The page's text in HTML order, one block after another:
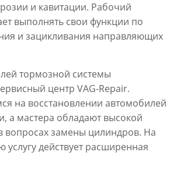
и кавитации. Рабочий
выполнять свои функции по
и зацикливания направляющих
тормозной системы
центр VAG-Repair.
на восстановлении автомобилей
а мастера обладают высокой
вопросах замены цилиндров. На
услугу действует расширенная